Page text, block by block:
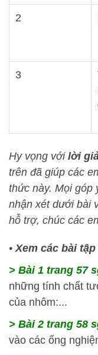
2
3
Hy vọng với lời
trên đã giúp các
thức này. Mọi góp
nhận xét dưới bài
hỗ trợ, chúc các
•Xem các bài
> Bài 1 trang 57
những tính chất
của nhôm:...
> Bài 2 trang 58
vào các ống